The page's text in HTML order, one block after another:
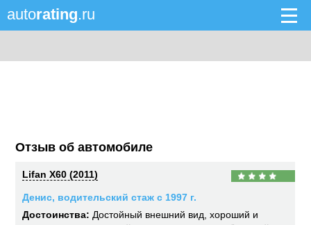
autorating.ru
Отзыв об автомобиле
Lifan X60 (2011)
Денис, водительский стаж с 1997 г.
Достоинства: Достойный внешний вид, хороший и